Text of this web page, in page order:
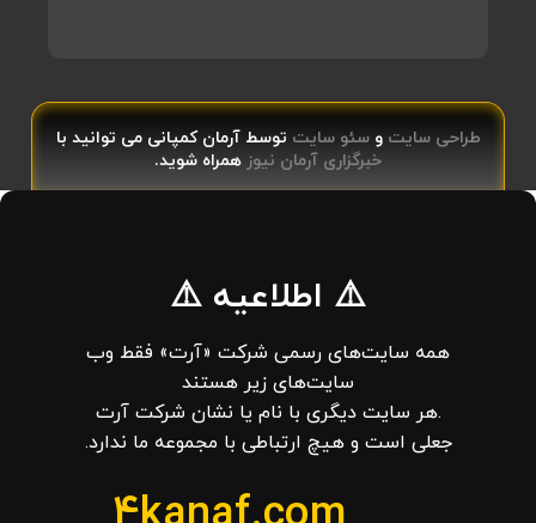
طراحی سایت وسئو سایت توسط آرمان کمپانی می توانید با
خبرگزاری آرمان نیوز همراه شوید.
⚠️ اطلاعیه ⚠️
همه سایت‌های رسمی شرکت «آرت» فقط وب‌
سایت‌های زیر هستند
.هر سایت دیگری با نام یا نشان شرکت آرت
جعلی است و هیچ ارتباطی با مجموعه ما ندارد.